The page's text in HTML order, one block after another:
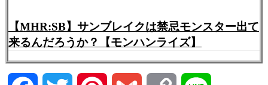
【MHR:SB】サンブレイクは禁忌モンスター出て
来るんだろうか？【モンハンライズ】